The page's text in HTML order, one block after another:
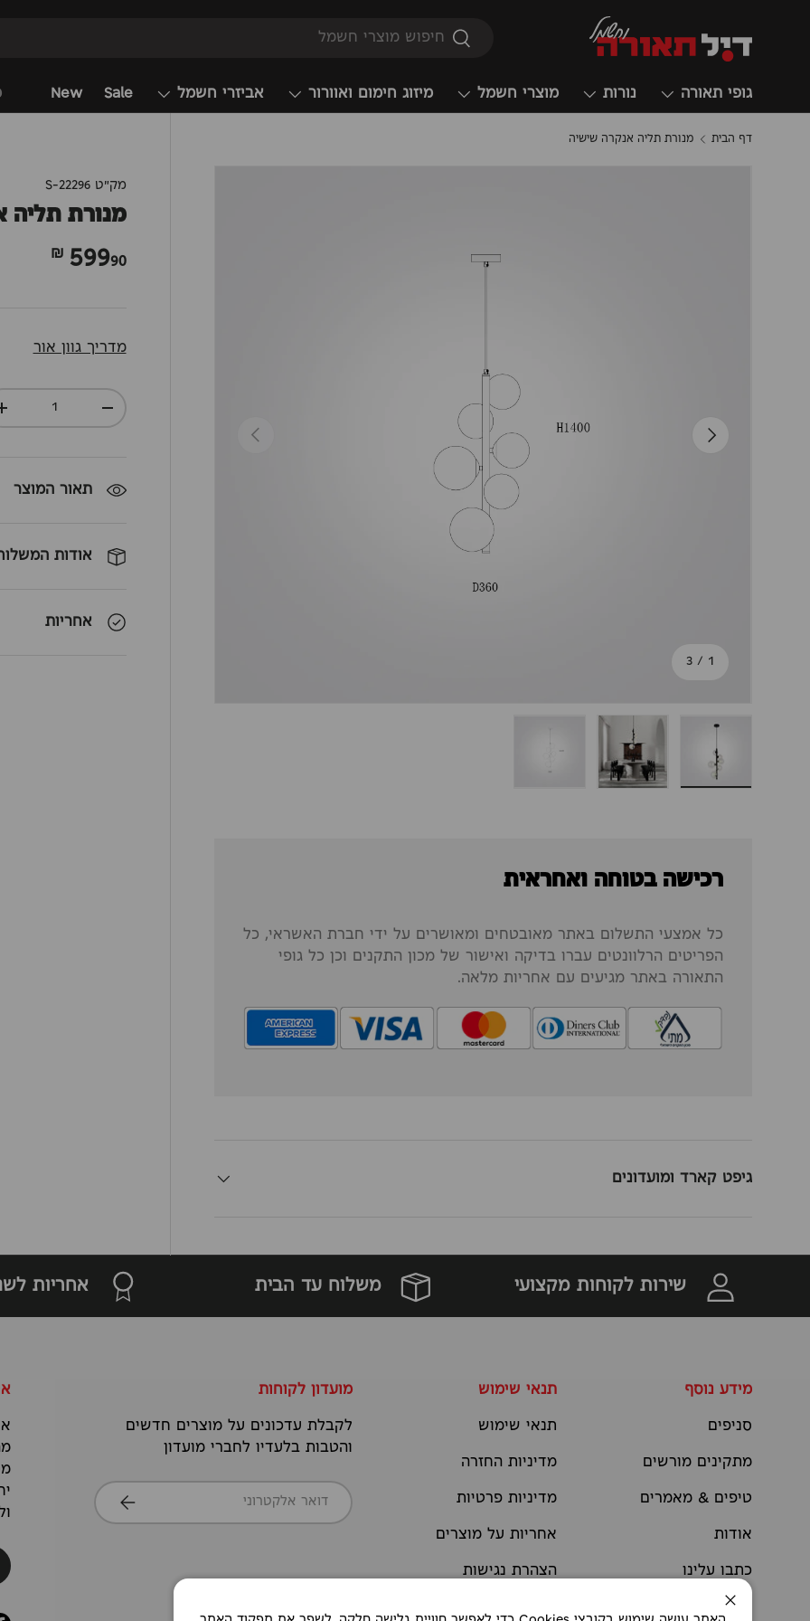
חיפוש
חיפוש
גופי תאורה נורות מוצרי חשמל מיזוג חימום ואוורור אביזרי חשמל Sale
New
דף הבית מנורת תליה אנקרה שישיה
חזרה
1
/ מתוך
3
הבא
מק"ט S-22296
מנורת תליה
59990 ₪
מדריך גוון אור
כמות
+
תאור המוצר
אודות
אחריות
רכישה בטוחה ואחראית
כל אמצעי התשלום באתר מאובטחים ומאושרים על ידי חברת האשראי, כל
הפריטים הרלוונטים עברו בדיקה ואישור של מכון התקנים וכן כל גופי
התאורה באתר מגיעים עם אחריות מלאה.
גיפט קארד ומועדונים
שירות לקוחות מקצועי משלוח עד הבית אחריות
מידע נוסף
סניפים
מתקינים מורשים
טיפים & מאמרים
אודות
כתבו עלינו
יצירת קשר
תנאי שימוש
תנאי שימוש
מדיניות החזרה
מדיניות פרטיות
אחריות על מוצרים
הצהרת נגישות
מועדון לקוחות
לקבלת עדכונים על מוצרים חדשים
והטבות בלעדיו לחברי מועדון
דואר אלקטרוני
הרשמה